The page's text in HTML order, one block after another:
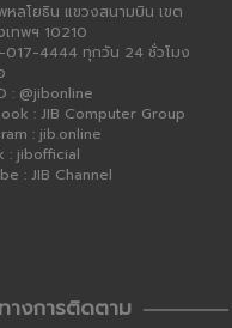
หลโยธิน แขวงสนามบิน เขต
ทพฯ 10210
017-4444 ทุกวัน 24 ชั่วโมง
: @jibonline
: JIB Computer Group
: jib.online
: jibofficial
: JIB Channel
างการติดตาม